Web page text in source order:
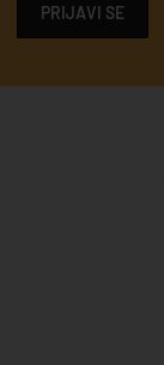
PRIJAVI SE